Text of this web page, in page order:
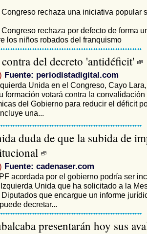
rechaza una iniciativa popular
rechaza por defecto de forma
los niños robados del franquismo
del decreto 'antidéficit'
Fuente: periodistadigital.com
Unida en el Congreso, Cayo
formación votará contra la
del Gobierno para reducir el déficit
una...
duda de que la subida de
Fuente: cadenaser.com
acordada por el gobierno podría ser
Unida que ha solicitado a la
que encargue un informe
decretar...
presentarán hoy sus